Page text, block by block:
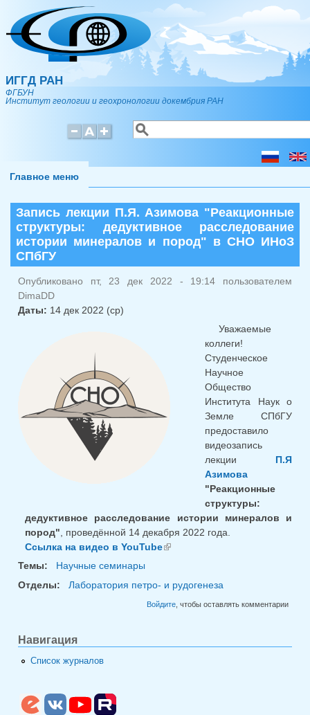
Перейти к основному содержанию
ИГГД РАН
ФГБУН
Институт геологии и геохронологии докембрия РАН
Форма поиска
Поиск
Главное меню
Запись лекции П.Я. Азимова "Реакционные
структуры: дедуктивное расследование
истории минералов и пород" в СНО ИНоЗ
СПбГУ
Опубликовано пт, 23 дек 2022 - 19:14 пользователем
DimaDD
Даты: 14 дек 2022 (ср)
Уважаемые
коллеги!
Студенческое
Научное
Общество
Института Наук о
Земле СПбГУ
предоставило
видеозапись
лекции П.Я
Азимова
"Реакционные
структуры:
дедуктивное расследование истории минералов и
пород" , проведённой 14 декабря 2022 года.
Ссылка на видео в YouTube
Темы:
Научные семинары
Отделы:
Лаборатория петро- и рудогенеза
Войдите, чтобы оставлять комментарии
Навигация
Список журналов